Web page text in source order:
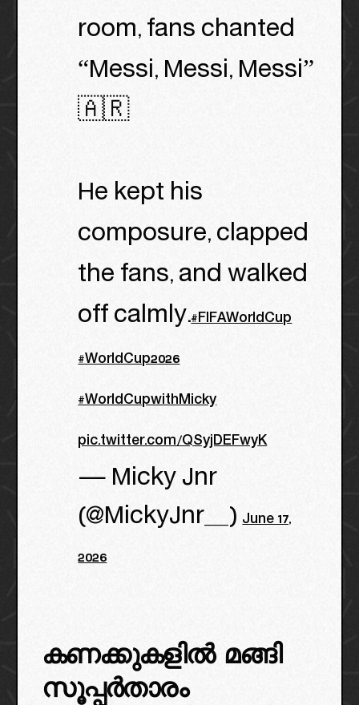
room, fans chanted
“Messi, Messi, Messi”
🇦🇷
He kept his
composure, clapped
the fans, and walked
off calmly.#FIFAWorldCup
#WorldCup2026
#WorldCupwithMicky
pic.twitter.com/QSyjDEFwyK
— Micky Jnr
(@MickyJnr__)June 17,
2026
കണക്കുകളിൽ മങ്ങി
സൂപ്പർതാരം